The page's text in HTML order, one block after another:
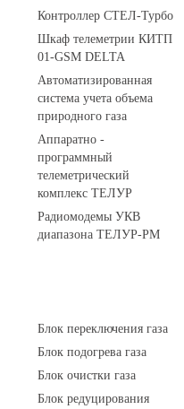
Контроллер СТЕЛ-Турбо
Шкаф телеметрии КИТП
01-GSM DELTA
Автоматизированная
система учета объема
природного газа
Аппаратно -
программный
телеметрический
комплекс ТЕЛУР
Радиомодемы УКВ
диапазона ТЕЛУР-РМ
Блок переключения газа
Блок подогрева газа
Блок очистки газа
Блок редуцирования